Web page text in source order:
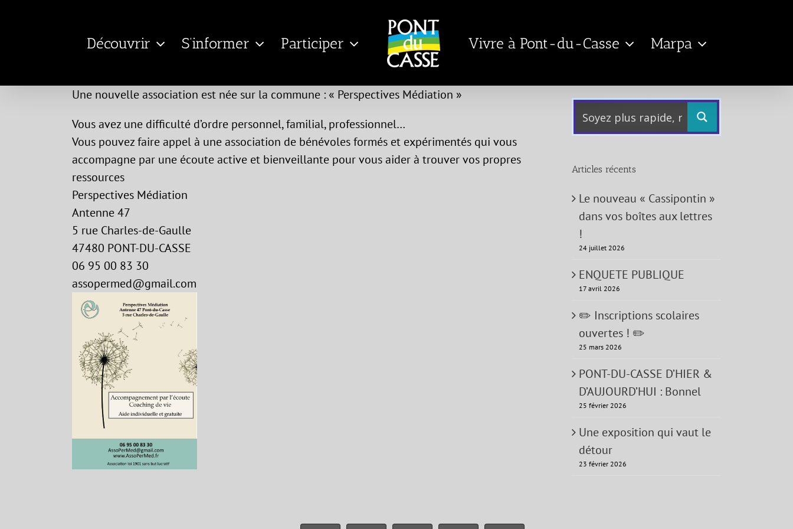
Découvrir S’informer Participer Vivre à Pont-du-Casse Marpa
Une nouvelle association est née sur la commune : « Perspectives Médiation »
Vous avez une difficulté d’ordre personnel, familial, professionnel…
Vous pouvez faire appel à une association de bénévoles formés et expérimentés qui vous
accompagne par une écoute active et bienveillante pour vous aider à trouver vos propres
ressources
Perspectives Médiation
Antenne 47
5 rue Charles-de-Gaulle
47480 PONT-DU-CASSE
06 95 00 83 30
assopermed@gmail.com
Articles récents
Le nouveau « Cassipontin »
dans vos boîtes aux lettres
!
24 juillet 2026
ENQUETE PUBLIQUE
17 avril 2026
✏️ Inscriptions scolaires
ouvertes ! ✏️
25 mars 2026
PONT-DU-CASSE D’HIER &
D’AUJOURD’HUI : Bonnel
25 février 2026
Une exposition qui vaut le
détour
23 février 2026